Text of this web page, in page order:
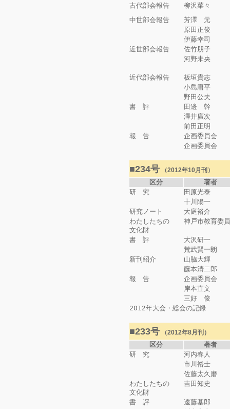
古代部会報告
柳沢菜々
中世部会報告
芳澤 元
原田正俊
伊藤幸司
近世部会報告
佐竹朋子
河野未央
近代部会報告
板垣貴志
小島庸平
野田公夫
書 評
田邊 幹
澤井廣次
前田正明
報 告
企画委員会
企画委員会
■234号 （2012年10月刊）
区分
著者
研 究
田原光泰
十川陽一
研究ノート
大庭裕介
わたしたちの
文化財
神戸市教育委
書 評
大沢研一
荒武賢一朗
新刊紹介
山脇大輝
藤本清二郎
報 告
企画委員会
岸本直文
三好 俊
2012年大会・総会の記録
■233号 （2012年8月刊）
区分
著者
研 究
河内春人
市川裕士
佐藤太久磨
わたしたちの
文化財
吉田知史
書 評
遠藤基郎